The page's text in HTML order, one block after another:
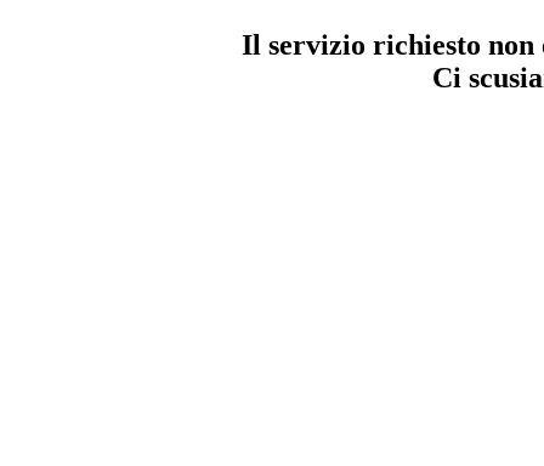
Il servizio richiesto non
Ci